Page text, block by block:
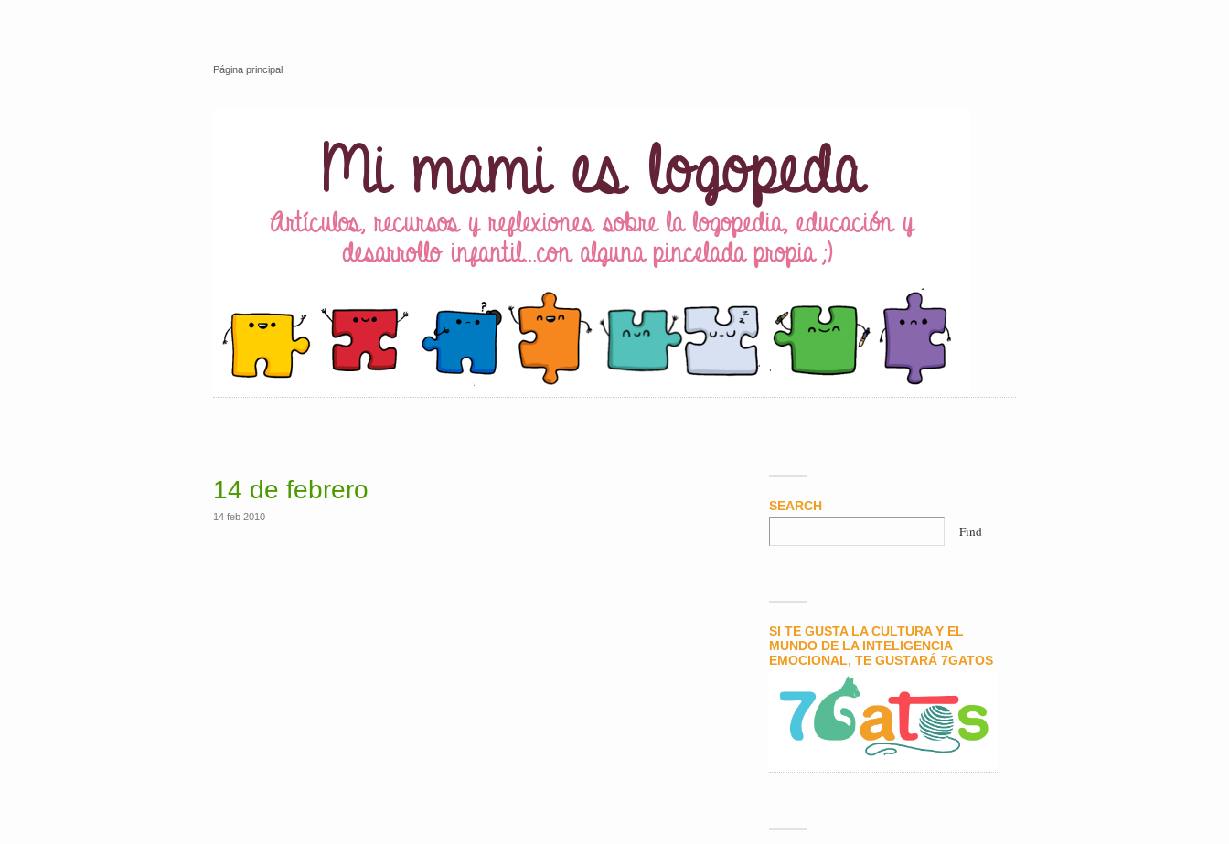
Página principal
14 de febrero
14 feb 2010
SEARCH
SI TE GUSTA LA CULTURA Y EL
MUNDO DE LA INTELIGENCIA
EMOCIONAL, TE GUSTARÁ 7GATOS